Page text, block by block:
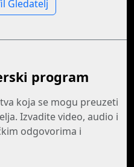
Gledatelj
program
koja se mogu preuzeti
Izvadite video, audio i
odgovorima i